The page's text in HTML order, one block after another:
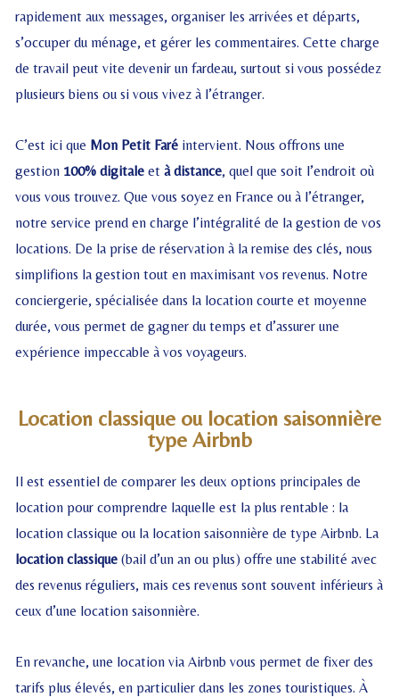
rapidement aux messages, organiser les arrivées et départs,
s’occuper du ménage, et gérer les commentaires. Cette charge
de travail peut vite devenir un fardeau, surtout si vous possédez
plusieurs biens ou si vous vivez à l’étranger.
C’est ici que Mon Petit Faré intervient. Nous offrons une
gestion 100% digitale età distance, quel que soit l’endroit où
vous vous trouvez. Que vous soyez en France ou à l’étranger,
notre service prend en charge l’intégralité de la gestion de vos
locations. De la prise de réservation à la remise des clés, nous
simplifions la gestion tout en maximisant vos revenus. Notre
conciergerie, spécialisée dans la location courte et moyenne
durée, vous permet de gagner du temps et d’assurer une
expérience impeccable à vos voyageurs.
Location classique ou location saisonnière
type Airbnb
Il est essentiel de comparer les deux options principales de
location pour comprendre laquelle est la plus rentable : la
location classique ou la location saisonnière de type Airbnb. La
location classique (bail d’un an ou plus) offre une stabilité avec
des revenus réguliers, mais ces revenus sont souvent inférieurs à
ceux d’une location saisonnière.
En revanche, une location via Airbnb vous permet de fixer des
tarifs plus élevés, en particulier dans les zones touristiques. À